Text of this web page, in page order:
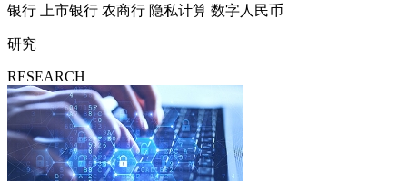
银行
上市银行 农商行 隐私计算 数字人民币
研究
RESEARCH